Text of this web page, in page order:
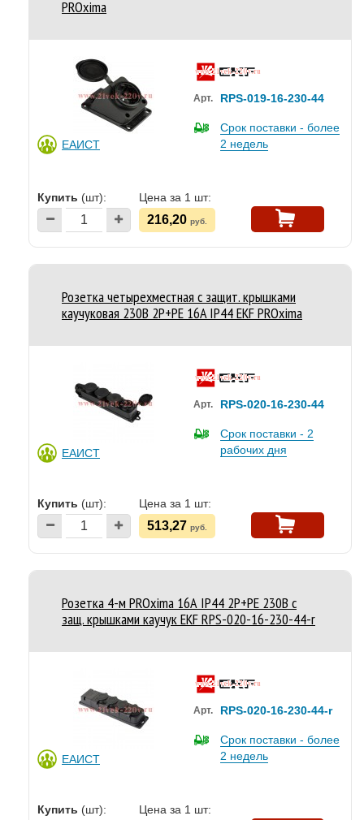
PROxima
ЕАИСТ
Арт. RPS-019-16-230-44
Срок поставки - более
2 недель
Купить (шт): Цена за 1 шт:
216,20 руб.
Розетка четырехместная с защит. крышками
каучуковая 230В 2P+PE 16A IP44 EKF PROxima
ЕАИСТ
Арт. RPS-020-16-230-44
Срок поставки - 2
рабочих дня
Купить (шт): Цена за 1 шт:
513,27 руб.
Розетка 4-м PROxima 16А IP44 2P+PE 230В с
защ. крышками каучук EKF RPS-020-16-230-44-r
ЕАИСТ
Арт. RPS-020-16-230-44-r
Срок поставки - более
2 недель
Купить (шт): Цена за 1 шт: